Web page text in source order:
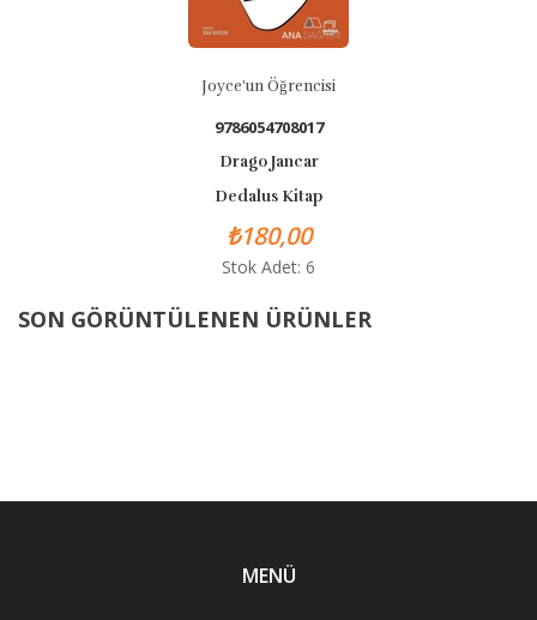
Joyce'un Öğrencisi
9786054708017
Drago Jancar
Dedalus Kitap
₺180,00
Stok Adet: 6
SON GÖRÜNTÜLENEN ÜRÜNLER
MENÜ